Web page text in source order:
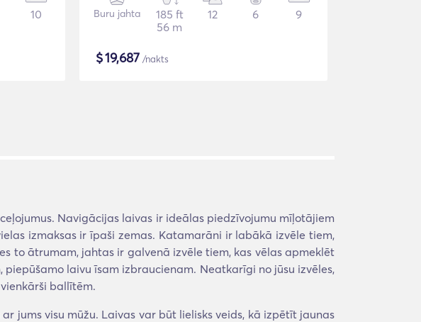
10 Buru jahta
185 ft
56 m
12 6 9
$19,687 /nakts
Navigācijas laivas ir ideālas piedzīvojumu mīļotājiem
izmaksas ir īpaši zemas. Katamarāni ir labākā izvēle tiem,
to ātrumam, jahtas ir galvenā izvēle tiem, kas vēlas apmeklēt
laivu īsam izbraucienam. Neatkarīgi no jūsu izvēles,
ballītēm.
jums visu mūžu. Laivas var būt lielisks veids, kā izpētīt jaunas